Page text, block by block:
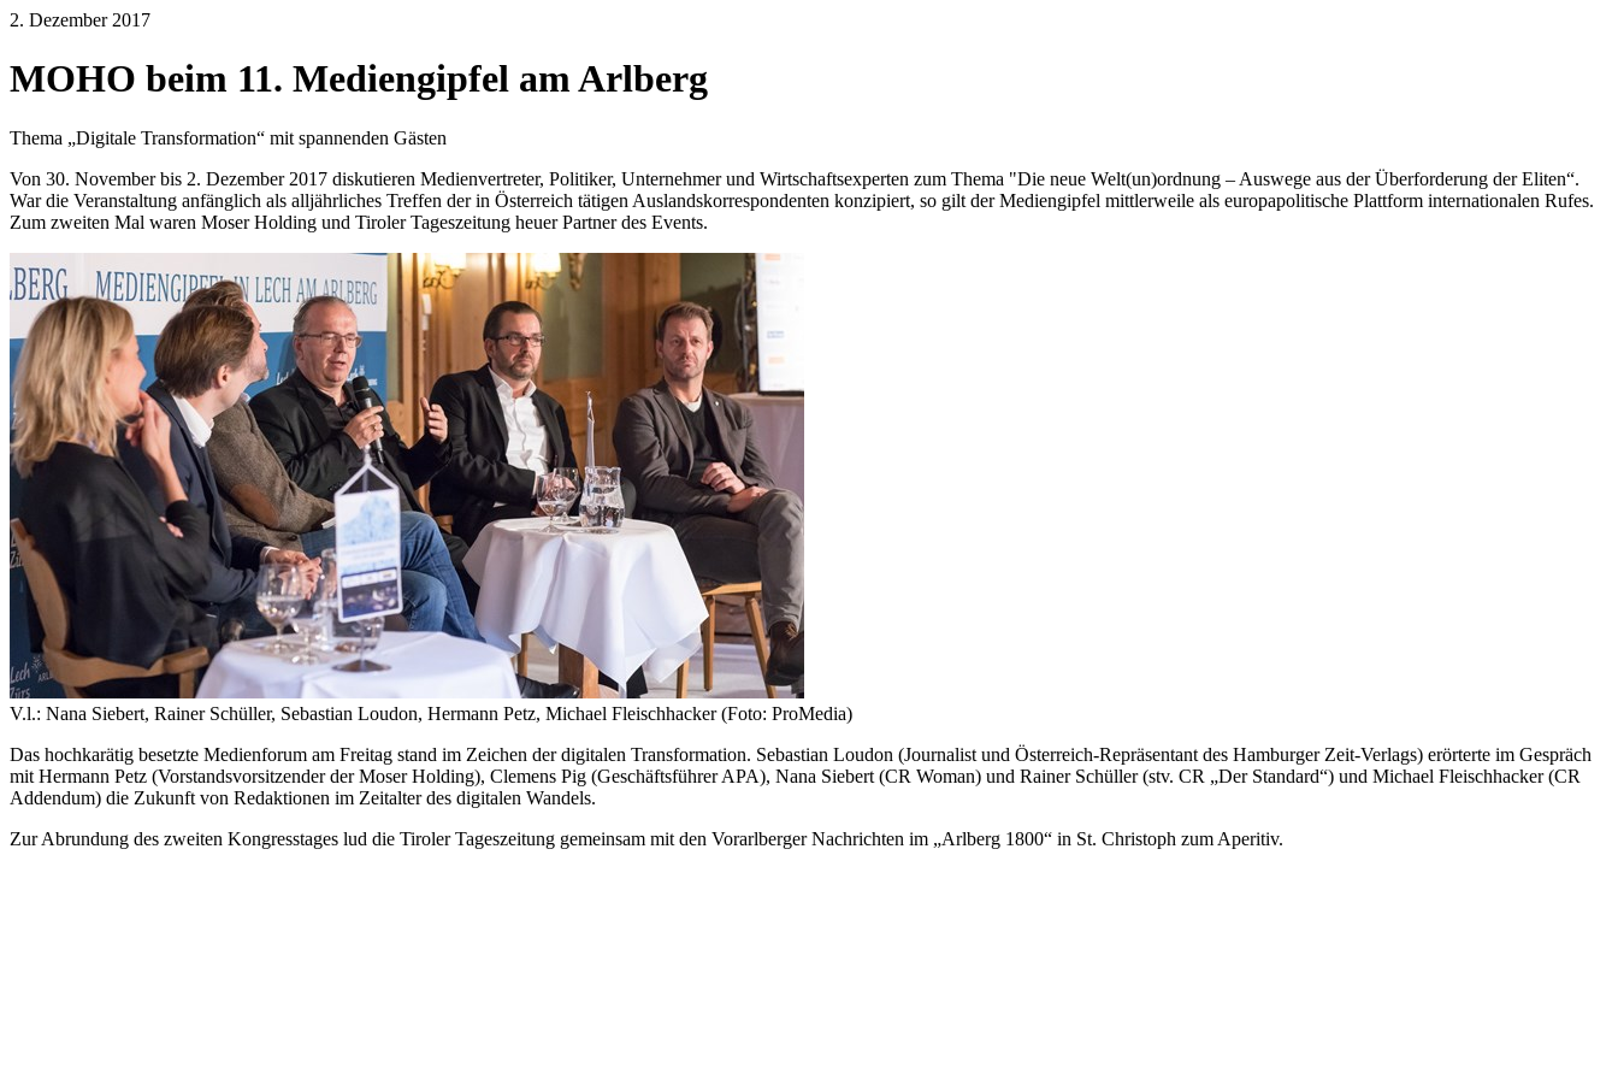
2. Dezember 2017
MOHO beim 11. Mediengipfel am Arlberg
Thema „Digitale Transformation“ mit spannenden Gästen
Von 30. November bis 2. Dezember 2017 diskutieren Medienvertreter, Politiker, Unternehmer und Wirtschaftsexperten zum Thema "Die neue Welt(un)ordnung – Auswege aus der Überforderung der Eliten“.
War die Veranstaltung anfänglich als alljährliches Treffen der in Österreich tätigen Auslandskorrespondenten konzipiert, so gilt der Mediengipfel mittlerweile als europapolitische Plattform internationalen Rufes.
Zum zweiten Mal waren Moser Holding und Tiroler Tageszeitung heuer Partner des Events.
V.l.: Nana Siebert, Rainer Schüller, Sebastian Loudon, Hermann Petz, Michael Fleischhacker (Foto: ProMedia)
Das hochkarätig besetzte Medienforum am Freitag stand im Zeichen der digitalen Transformation. Sebastian Loudon (Journalist und Österreich-Repräsentant des Hamburger Zeit-Verlags) erörterte im Gespräch
mit Hermann Petz (Vorstandsvorsitzender der Moser Holding), Clemens Pig (Geschäftsführer APA), Nana Siebert (CR Woman) und Rainer Schüller (stv. CR „Der Standard“) und Michael Fleischhacker (CR
Addendum) die Zukunft von Redaktionen im Zeitalter des digitalen Wandels.
Zur Abrundung des zweiten Kongresstages lud die Tiroler Tageszeitung gemeinsam mit den Vorarlberger Nachrichten im „Arlberg 1800“ in St. Christoph zum Aperitiv.